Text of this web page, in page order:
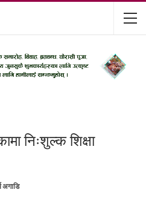
निःशुल्क शिक्षा
अगाडि